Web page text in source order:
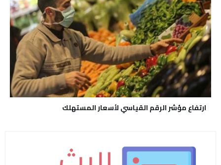
ارتفاع مؤشر الرقم القياسي لأسعار المستهلك